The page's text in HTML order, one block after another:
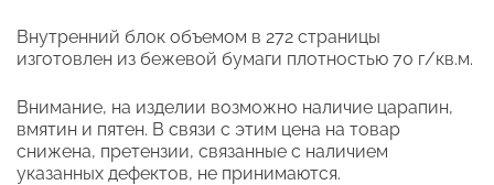
Внутренний блок объемом в 272 страницы
изготовлен из бежевой бумаги плотностью 70 г/кв.м.
Внимание, на изделии возможно наличие царапин,
вмятин и пятен. В связи с этим цена на товар
снижена, претензии, связанные с наличием
указанных дефектов, не принимаются.